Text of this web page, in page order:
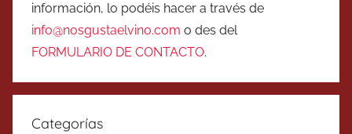
información, lo podéis hacer a través de
info@nosgustaelvino.com o des del
FORMULARIO DE CONTACTO.
Categorías